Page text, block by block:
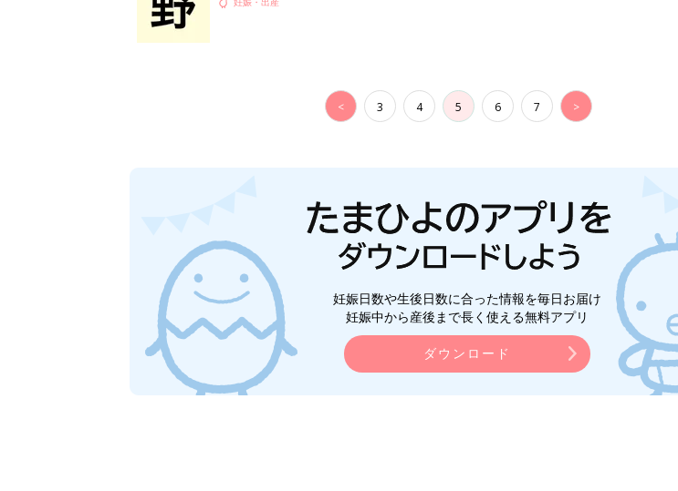
< 3 4 5 6 7 >
妊娠日数や生後日数に合った情報を毎日お届け
妊娠中から産後まで長く使える無料アプリ
ダウンロード